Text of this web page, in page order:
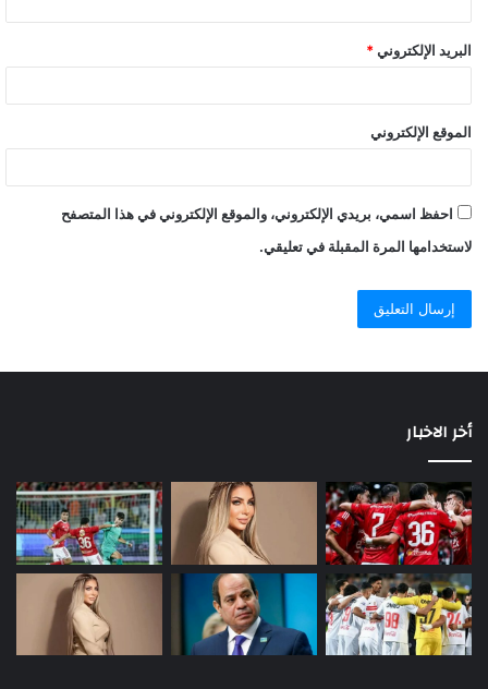
البريد الإلكتروني *
الموقع الإلكتروني
احفظ اسمي، بريدي الإلكتروني، والموقع الإلكتروني في هذا المتصفح
لاستخدامها المرة المقبلة في تعليقي.
أخر الاخبار